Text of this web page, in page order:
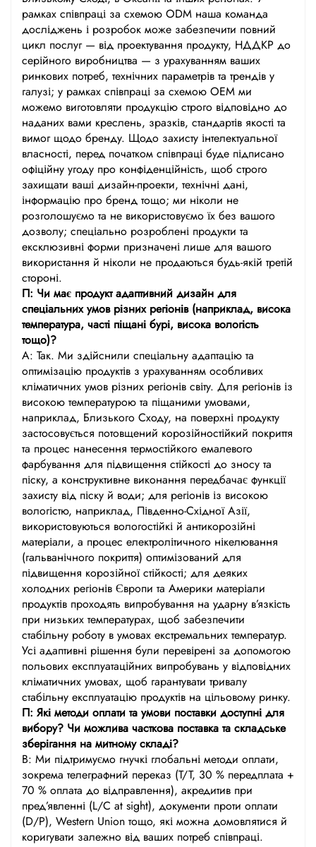
рамках співпраці за схемою ODM наша команда
досліджень і розробок може забезпечити повний
цикл послуг — від проектування продукту, НДДКР до
серійного виробництва — з урахуванням ваших
ринкових потреб, технічних параметрів та трендів у
галузі; у рамках співпраці за схемою OEM ми
можемо виготовляти продукцію строго відповідно до
наданих вами креслень, зразків, стандартів якості та
вимог щодо бренду. Щодо захисту інтелектуальної
власності, перед початком співпраці буде підписано
офіційну угоду про конфіденційність, щоб строго
захищати ваші дизайн-проекти, технічні дані,
інформацію про бренд тощо; ми ніколи не
розголошуємо та не використовуємо їх без вашого
дозволу; спеціально розроблені продукти та
ексклюзивні форми призначені лише для вашого
використання й ніколи не продаються будь-якій третій
стороні.
П: Чи має продукт адаптивний дизайн для
спеціальних умов різних регіонів (наприклад, висока
температура, часті піщані бурі, висока вологість
тощо)?
А: Так. Ми здійснили спеціальну адаптацію та
оптимізацію продуктів з урахуванням особливих
кліматичних умов різних регіонів світу. Для регіонів із
високою температурою та піщаними умовами,
наприклад, Близького Сходу, на поверхні продукту
застосовується потовщений корозійностійкий покриття
та процес нанесення термостійкого емалевого
фарбування для підвищення стійкості до зносу та
піску, а конструктивне виконання передбачає функції
захисту від піску й води; для регіонів із високою
вологістю, наприклад, Південно-Східної Азії,
використовуються вологостійкі й антикорозійні
матеріали, а процес електролітичного нікелювання
(гальванічного покриття) оптимізований для
підвищення корозійної стійкості; для деяких
холодних регіонів Європи та Америки матеріали
продуктів проходять випробування на ударну в’язкість
при низьких температурах, щоб забезпечити
стабільну роботу в умовах екстремальних температур.
Усі адаптивні рішення були перевірені за допомогою
польових експлуатаційних випробувань у відповідних
кліматичних умовах, щоб гарантувати тривалу
стабільну експлуатацію продуктів на цільовому ринку.
П: Які методи оплати та умови поставки доступні для
вибору? Чи можлива часткова поставка та складське
зберігання на митному складі?
В: Ми підтримуємо гнучкі глобальні методи оплати,
зокрема телеграфний переказ (T/T, 30 % передплата +
70 % оплата до відправлення), акредитив при
пред’явленні (L/C at sight), документи проти оплати
(D/P), Western Union тощо, які можна домовлятися й
коригувати залежно від ваших потреб співпраці.